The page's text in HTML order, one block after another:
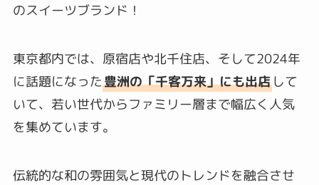
のスイーツブランド！
東京都内では、原宿店や北千住店、そして2024年
に話題になった豊洲の「千客万来」にも出店して
いて、若い世代からファミリー層まで幅広く人気
を集めています。
伝統的な和の雰囲気と現代のトレンドを融合させ